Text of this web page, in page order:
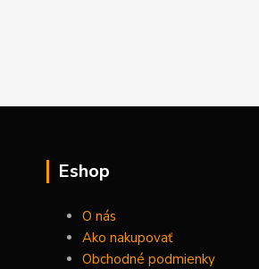
Eshop
O nás
Ako nakupovať
Obchodné podmienky